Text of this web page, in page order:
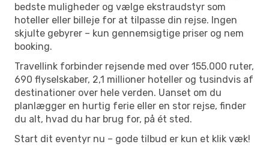
bedste muligheder og vælge ekstraudstyr som
hoteller eller billeje for at tilpasse din rejse. Ingen
skjulte gebyrer – kun gennemsigtige priser og nem
booking.
Travellink forbinder rejsende med over 155.000 ruter,
690 flyselskaber, 2,1 millioner hoteller og tusindvis af
destinationer over hele verden. Uanset om du
planlægger en hurtig ferie eller en stor rejse, finder
du alt, hvad du har brug for, på ét sted.
Start dit eventyr nu – gode tilbud er kun et klik væk!